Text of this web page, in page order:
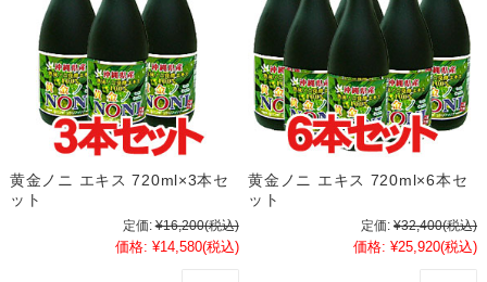
黄金ノニ エキス 720ml×3本セ
ット
定価: ¥16,200(税込)
価格: ¥14,580(税込)
黄金ノニ エキス 720ml×6本セ
ット
定価: ¥32,400(税込)
価格: ¥25,920(税込)